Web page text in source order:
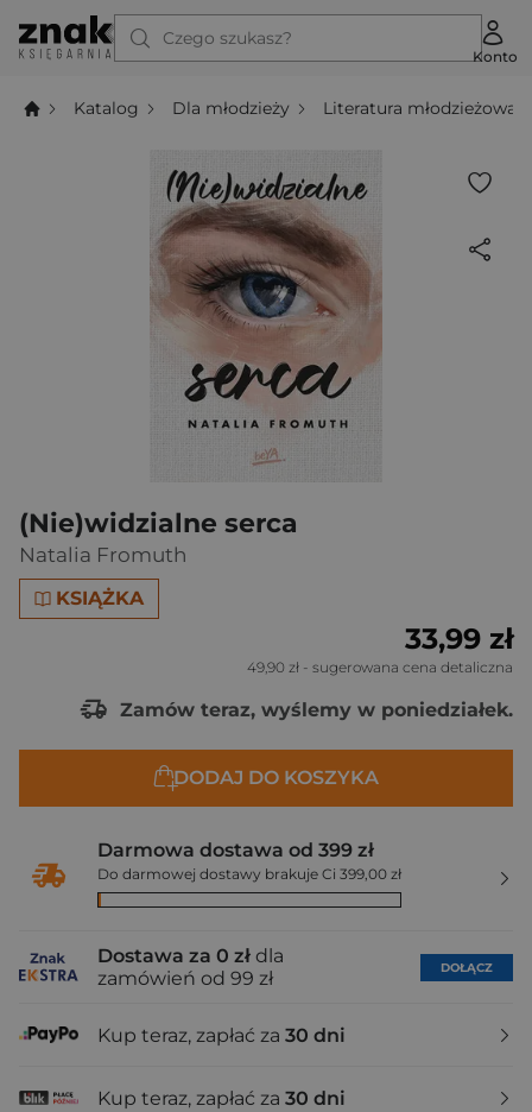
Czego szukasz?
Konto
Katalog Dla młodzieży Literatura młodzieżowa
(Nie)widzialne serca
Natalia Fromuth
KSIĄŻKA
33,99 zł
49,90 zł - sugerowana cena detaliczna
Zamów teraz, wyślemy w poniedziałek.
DODAJ DO KOSZYKA
Darmowa dostawa od 399 zł
Do darmowej dostawy brakuje Ci 399,00 zł
Dostawa za 0 zł dla
zamówień od 99 zł
DOŁĄCZ
Kup teraz, zapłać za 30 dni
Kup teraz, zapłać za 30 dni